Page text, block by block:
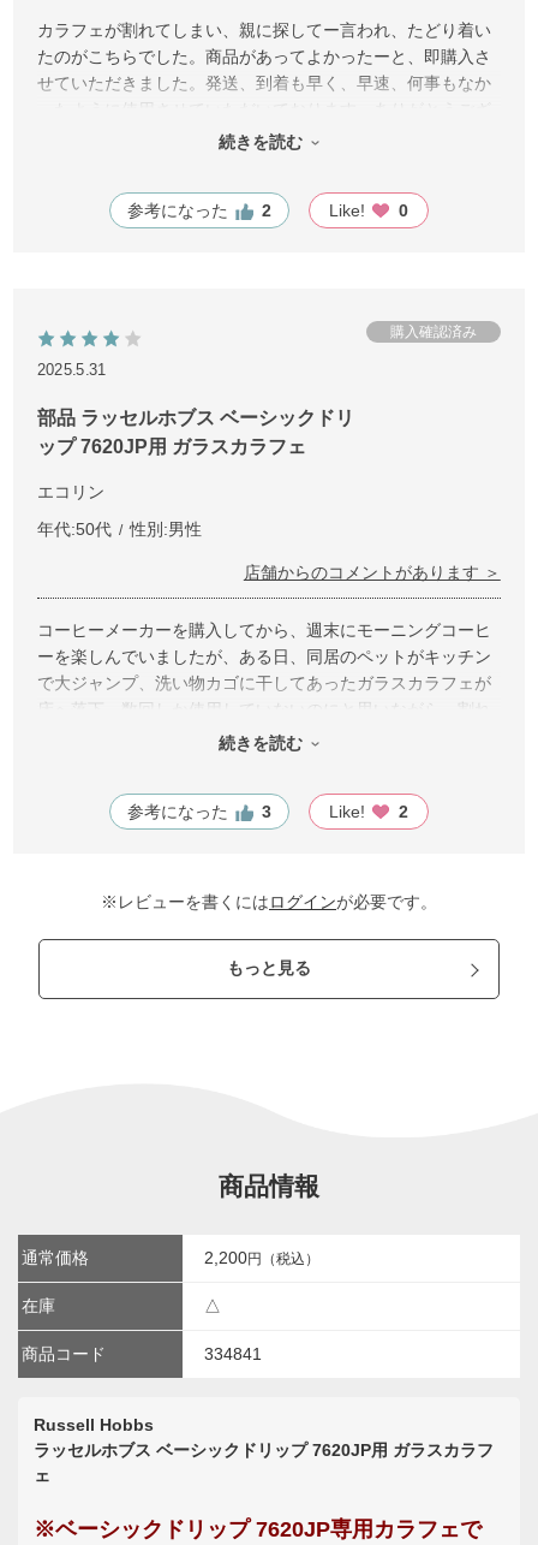
カラフェが割れてしまい、親に探してー言われ、たどり着い
たのがこちらでした。商品があってよかったーと、即購入さ
せていただきました。発送、到着も早く、早速、何事もなか
ったように使用させていただいております。ありがとうござ
いました。コーヒー豆もいろいろあるみたいで、いいなーと
続きを読む
参考になった 2 Like! 0
2025.5.31
部品 ラッセルホブス ベーシックドリ
ップ 7620JP用 ガラスカラフェ
エコリン
年代:50代 性別:男性
店舗からのコメントがあります ＞
コーヒーメーカーを購入してから、週末にモーニングコーヒ
ーを楽しんでいましたが、ある日、同居のペットがキッチン
で大ジャンプ、洗い物カゴに干してあったガラスカラフェが
床へ落下、数回しか使用していないのにと思いながら、割れ
た破片を清掃、片付けが終わって、スマホでコーヒーメーカ
るとガラスカラフェを発見、すぐに購入、数日後には家に届
続きを読む
参考になった 3 Like! 2
もっと見る
※レビューを書くにはログインが必要です。
商品情報
通常価格 2,200円（税込）
在庫 △
商品コード 334841
Russell Hobbs
ラッセルホブス ベーシックドリップ 7620JP用 ガラスカラフ
ェ
※ベーシックドリップ 7620JP専用カラフェで